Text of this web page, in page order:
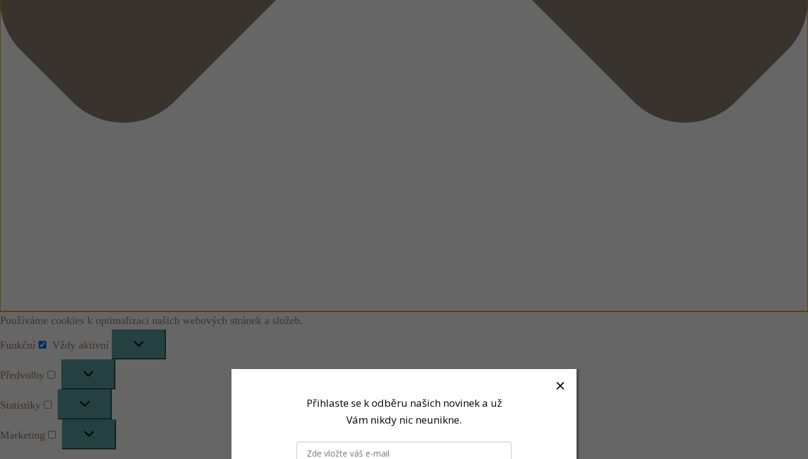
Používáme cookies k optimalizaci našich webových stránek a služeb.
Funkční
Funkční
Vždy aktivní
Předvolby
Statistiky
Marketing
Přihlaste se k odběru našich novinek a už
Vám nikdy nic neunikne.